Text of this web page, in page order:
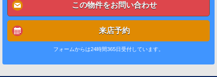
この物件をお問い合わせ
来店予約
フォームからは24時間365日受付しています。